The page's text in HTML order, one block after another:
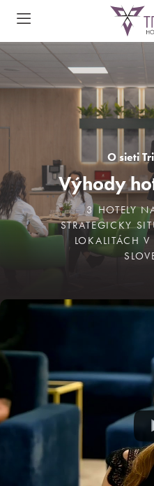
O sieti
Výhody
3 HOTELY
STRATEGICKY
LOKALITÁCH